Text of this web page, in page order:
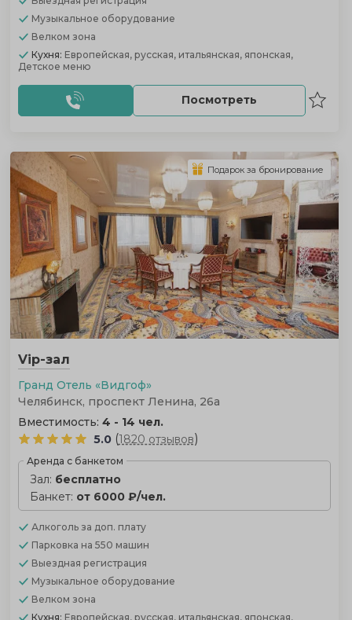
Музыкальное оборудование
Велком зона
Кухня: Европейская, русская, итальянская, японская,
Детское меню
Посмотреть
Vip-зал
Гранд Отель «Видгоф»
Челябинск, проспект Ленина, 26а
Вместимость: 4 - 14 чел.
5.0 (1820 отзывов)
Аренда с банкетом
Зал: бесплатно
Банкет: от 6000 ₽/чел.
Алкоголь за доп. плату
Парковка на 550 машин
Выездная регистрация
Музыкальное оборудование
Велком зона
Кухня: Европейская, русская, итальянская, японская,
Подарок за бронирование